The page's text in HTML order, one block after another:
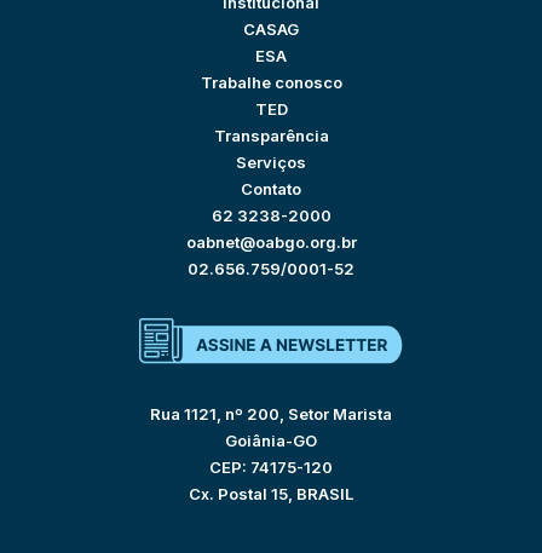
CASAG
ESA
Trabalhe conosco
TED
Transparência
Serviços
Contato
62 3238-2000
oabnet@oabgo.org.br
02.656.759/0001-52
Rua 1121, nº 200, Setor Marista
Goiânia-GO
CEP: 74175-120
Cx. Postal 15, BRASIL